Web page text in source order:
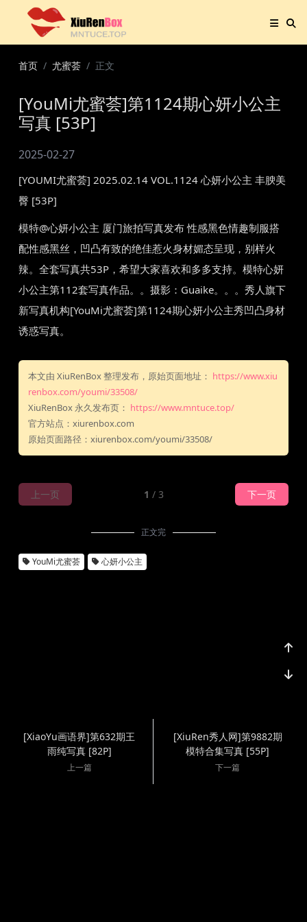
首页 尤蜜荟 正文
[YouMi尤蜜荟]第1124期心妍小公主
写真 [53P]
2025-02-27
[YOUMI尤蜜荟] 2025.02.14 VOL.1124 心妍小公主 丰腴美
臀 [53P]
模特@心妍小公主 厦门旅拍写真发布 性感黑色情趣制服搭
配性感黑丝，凹凸有致的绝佳惹火身材媚态呈现，别样火
辣。全套写真共53P，希望大家喜欢和多多支持。模特心妍
小公主第112套写真作品。。摄影：Guaike。。。秀人旗下
新写真机构[YouMi尤蜜荟]第1124期心妍小公主秀凹凸身材
诱惑写真。
本文由 XiuRenBox 整理发布，原始页面地址： https://www.xiu
renbox.com/youmi/33508/
XiuRenBox 永久发布页： https://www.mntuce.top/
官方站点：xiurenbox.com
原始页面路径：xiurenbox.com/youmi/33508/
上一页 1 / 3 下一页
正文完
YouMi尤蜜荟 心妍小公主
[XiaoYu画语界]第632期王
雨纯写真 [82P]
上一篇
[XiuRen秀人网]第9882期
模特合集写真 [55P]
下一篇